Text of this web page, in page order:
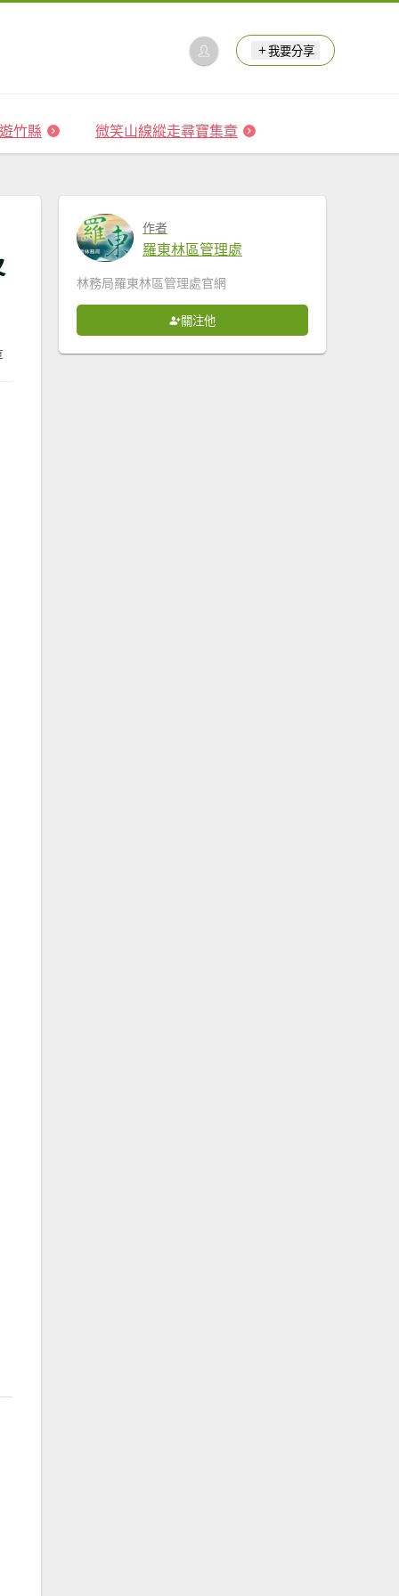
我要分享
竹縣 微笑山線縱走尋寶集章
作者
羅東林區管理處
林務局羅東林區管理處官網
關注他